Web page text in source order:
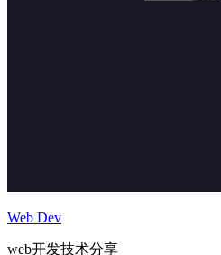
Web Dev
web开发技术分享